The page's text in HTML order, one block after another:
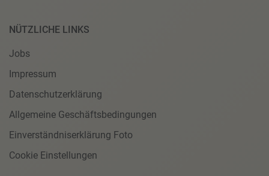
NÜTZLICHE LINKS
Jobs
Impressum
Datenschutzerklärung
Allgemeine Geschäftsbedingungen
Einverständniserklärung Foto
Cookie Einstellungen